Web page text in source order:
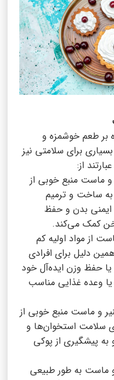
بر طعم خوشمزه و
برای سلامتی نیز
از:
و ماست منبع خوبی از
ساخت و ترمیم
بدن و حفظ
کمک می‌کند.
از مواد اولیه کم
دلیل برای افرادی
حفظ وزن ایده‌آل خود
وعده غذایی مناسب
و ماست منبع خوبی از
سلامت استخوان‌ها و
پیشگیری از پوکی
ماست به طور طبیعی